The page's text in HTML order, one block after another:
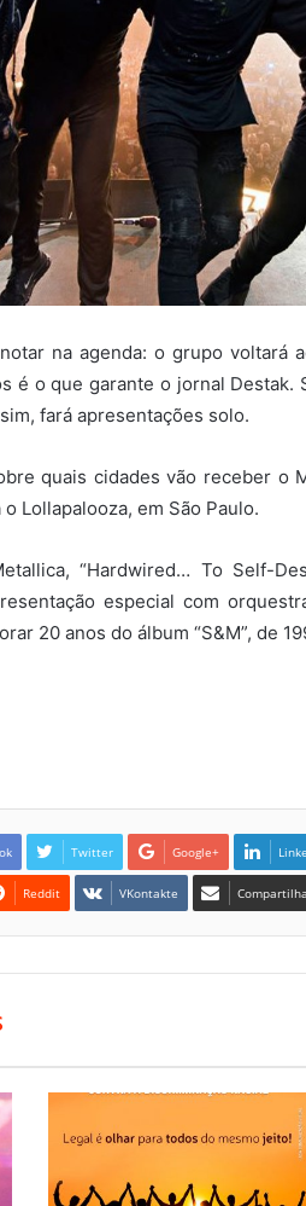
na agenda: o grupo voltará
é o que garante o jornal Destak.
fará apresentações solo.
quais cidades vão receber o
Lollapalooza, em São Paulo.
“Hardwired… To Self-
especial com
20 anos do álbum “S&M”, de
Twitter Google+
Reddit VKontakte